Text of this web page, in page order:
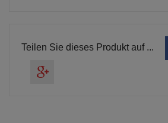
Teilen Sie dieses Produkt auf ...